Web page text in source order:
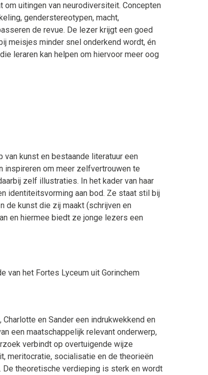
uitingen van neurodiversiteit. Concepten
genderstereotypen, macht,
de revue. De lezer krijgt een goed
meisjes minder snel onderkend wordt, én
leraren kan helpen om hiervoor meer oog
van kunst en bestaande literatuur een
inspireren om meer zelfvertrouwen te
zelf illustraties. In het kader van haar
identiteitsvorming aan bod. Ze staat stil bij
de kunst die zij maakt (schrijven en
en hiermee biedt ze jonge lezers een
van het Fortes Lyceum uit Gorinchem
Charlotte en Sander een indrukwekkend en
een maatschappelijk relevant onderwerp,
verbindt op overtuigende wijze
meritocratie, socialisatie en de theorieën
De theoretische verdieping is sterk en wordt